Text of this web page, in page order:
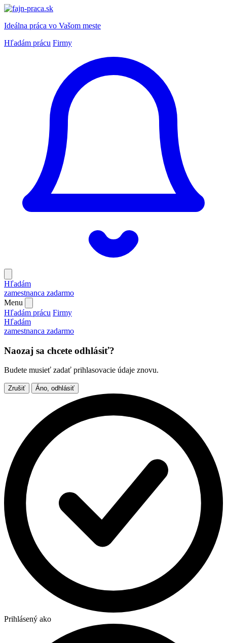
Ideálna práca vo Vašom meste
Hľadám prácu Firmy
Hľadám
zamestnanca zadarmo
Menu
Hľadám prácu Firmy
Hľadám
zamestnanca zadarmo
Naozaj sa chcete odhlásiť?
Budete musieť zadať prihlasovacie údaje znovu.
Zrušiť Áno, odhlásiť
Prihlásený ako